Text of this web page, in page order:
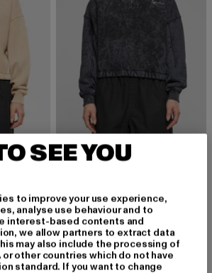
KW241-007-1 Karl Kani KK Chest Signature Washed Crop Troyer
EUR
KARL KANI
SEE YOU
to improve your use experience,
analyse use behaviour and to
interest-based contents and
we allow partners to extract data
may also include the processing of
or other countries which do not have
standard. If you want to change